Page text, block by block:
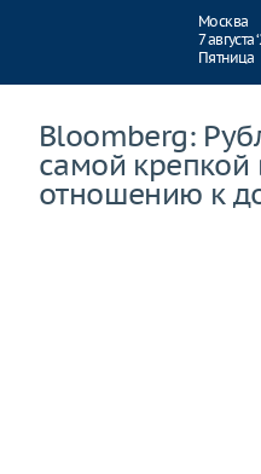
Москва
7 августа
Пятница
Bloomberg:
самой крепкой
отношению к